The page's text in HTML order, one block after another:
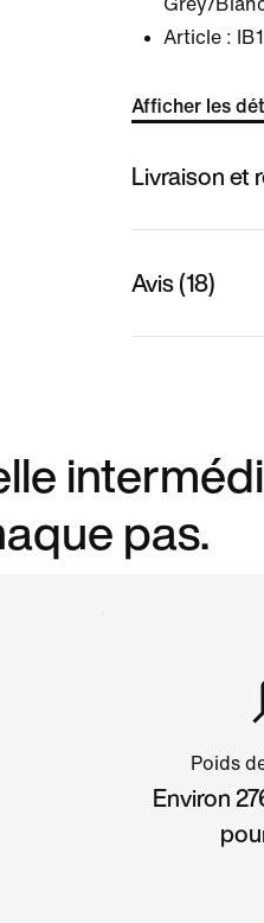
Grey/
Article :
Afficher les
Livraison et
Avis (18)
pas.
Poids
Environ